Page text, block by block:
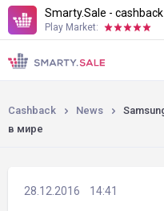
Smarty.Sale - cashback
Play Market:
TERMS OF USE
PLUGINS
Cashback News
в мире
28.12.2016 14:41